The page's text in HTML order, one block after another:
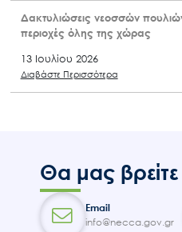
Δακτυλιώσεις νεοσσών
περιοχές όλης της χώρας
13 Ιουλίου 2026
Διαβάστε Περισσότερα
Θα μας βρείτε
Email
info@necca.gov.gr